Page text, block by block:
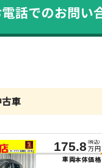
古車
175.8 （税込）
万円
車両本体価格